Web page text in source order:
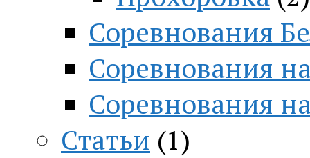
Соревнования
Соревнования
Соревнования
Статьи (1)